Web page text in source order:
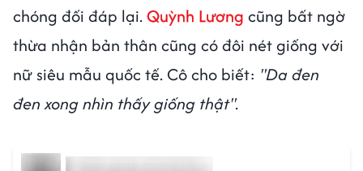
chóng đối đáp lại.Quỳnh Lương cũng bất ngờ
thừa nhận bản thân cũng có đôi nét giống với
nữ siêu mẫu quốc tế. Cô cho biết: "Da đen
đen xong nhìn thấy giống thật".